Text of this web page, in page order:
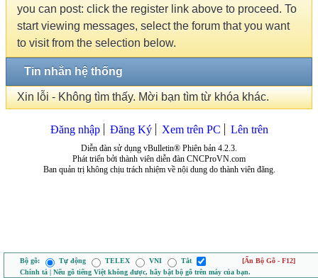
you can post: click the register link above to proceed. To
start viewing messages, select the forum that you want
to visit from the selection below.
Tin nhắn hệ thống
Xin lỗi - Không tìm thấy. Mời bạn tìm từ khóa khác.
Đăng nhập Đăng Ký Xem trên PC Lên trên
Diễn đàn sử dụng vBulletin® Phiên bản 4.2.3.
Phát triển bởi thành viên diễn đàn CNCProVN.com
Ban quản trị không chịu trách nhiệm về nội dung do thành viên đăng.
Bộ gõ: Tự động TELEX VNI Tắt
[Ẩn Bộ Gõ - F12]
Chính tả | Nếu gõ tiếng Việt không được, hãy bật bộ gõ trên máy của bạn.